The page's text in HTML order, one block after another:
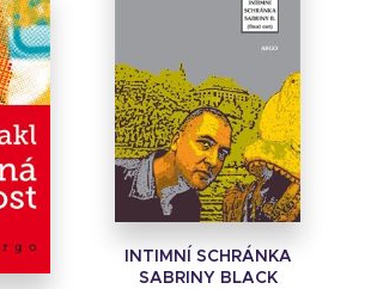
INTIMNÍ SCHRÁNKA
SABRINY BLACK